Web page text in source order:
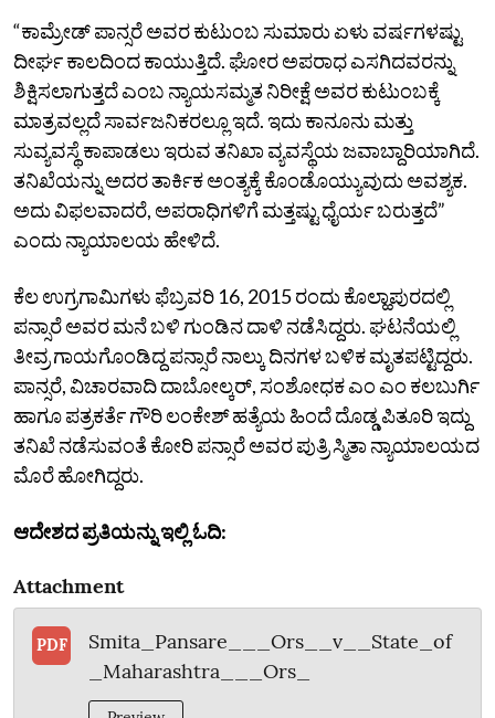
“ಕಾಮ್ರೇಡ್ ಪಾನ್ಸರೆ ಅವರ ಕುಟುಂಬ ಸುಮಾರು ಏಳು ವರ್ಷಗಳಷ್ಟು
ದೀರ್ಘ ಕಾಲದಿಂದ ಕಾಯುತ್ತಿದೆ. ಘೋರ ಅಪರಾಧ ಎಸಗಿದವರನ್ನು
ಶಿಕ್ಷಿಸಲಾಗುತ್ತದೆ ಎಂಬ ನ್ಯಾಯಸಮ್ಮತ ನಿರೀಕ್ಷೆ ಅವರ ಕುಟುಂಬಕ್ಕೆ
ಮಾತ್ರವಲ್ಲದೆ ಸಾರ್ವಜನಿಕರಲ್ಲೂ ಇದೆ. ಇದು ಕಾನೂನು ಮತ್ತು
ಸುವ್ಯವಸ್ಥೆ ಕಾಪಾಡಲು ಇರುವ ತನಿಖಾ ವ್ಯವಸ್ಥೆಯ ಜವಾಬ್ದಾರಿಯಾಗಿದೆ.
ತನಿಖೆಯನ್ನು ಅದರ ತಾರ್ಕಿಕ ಅಂತ್ಯಕ್ಕೆ ಕೊಂಡೊಯ್ಯುವುದು ಅವಶ್ಯಕ.
ಅದು ವಿಫಲವಾದರೆ, ಅಪರಾಧಿಗಳಿಗೆ ಮತ್ತಷ್ಟು ಧೈರ್ಯ ಬರುತ್ತದೆ”
ಎಂದು ನ್ಯಾಯಾಲಯ ಹೇಳಿದೆ.
ಕೆಲ ಉಗ್ರಗಾಮಿಗಳು ಫೆಬ್ರವರಿ 16, 2015 ರಂದು ಕೊಲ್ಹಾಪುರದಲ್ಲಿ
ಪನ್ಸಾರೆ ಅವರ ಮನೆ ಬಳಿ ಗುಂಡಿನ ದಾಳಿ ನಡೆಸಿದ್ದರು. ಘಟನೆಯಲ್ಲಿ
ತೀವ್ರ ಗಾಯಗೊಂಡಿದ್ದ ಪನ್ಸಾರೆ ನಾಲ್ಕು ದಿನಗಳ ಬಳಿಕ ಮೃತಪಟ್ಟಿದ್ದರು.
ಪಾನ್ಸರೆ, ವಿಚಾರವಾದಿ ದಾಬೋಲ್ಕರ್‌, ಸಂಶೋಧಕ ಎಂ ಎಂ ಕಲಬುರ್ಗಿ
ಹಾಗೂ ಪತ್ರಕರ್ತೆ ಗೌರಿ ಲಂಕೇಶ್‌ ಹತ್ಯೆಯ ಹಿಂದೆ ದೊಡ್ಡ ಪಿತೂರಿ ಇದ್ದು
ತನಿಖೆ ನಡೆಸುವಂತೆ ಕೋರಿ ಪನ್ಸಾರೆ ಅವರ ಪುತ್ರಿ ಸ್ಮಿತಾ ನ್ಯಾಯಾಲಯದ
ಮೊರೆ ಹೋಗಿದ್ದರು.
ಆದೇಶದ ಪ್ರತಿಯನ್ನು ಇಲ್ಲಿ ಓದಿ:
Attachment
PDF
Smita_Pansare___Ors__v__State_of
_Maharashtra___Ors_